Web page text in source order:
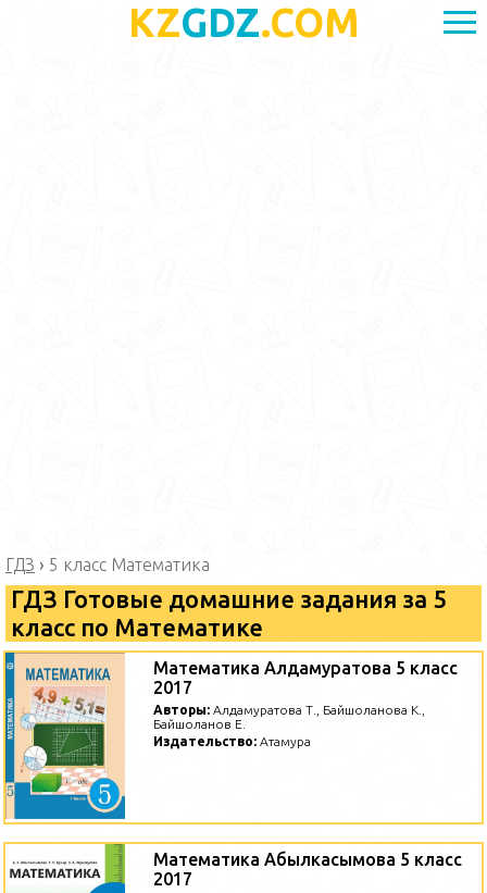
KZGDZ.COM
ГДЗ › 5 класс Математика
ГДЗ Готовые домашние задания за 5
класс по Математике
Математика Алдамуратова 5 класс
2017
Авторы: Алдамуратова Т., Байшоланова К.,
Байшоланов Е.
Издательство: Атамура
Математика Абылкасымова 5 класс
2017